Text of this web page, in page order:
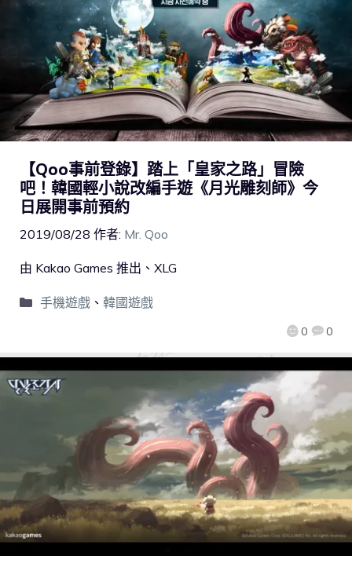
【Qoo事前登錄】踏上「皇家之路」冒險
吧！韓國輕小說改編手遊《月光雕刻師》今
日展開事前預約
2019/08/28 作者: Mr. Qoo
0 0
由 Kakao Games 推出、XLG
手機遊戲、 韓國遊戲